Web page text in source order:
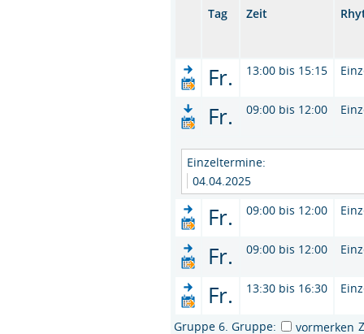
Tag Zeit
Fr. 13:00 bis 15:15
Fr. 09:00 bis 12:00
Einzeltermine:
04.04.2025
Fr. 09:00 bis 12:00
Fr. 09:00 bis 12:00
Fr. 13:30 bis 16:30
Gruppe 6. Gruppe: vormerken